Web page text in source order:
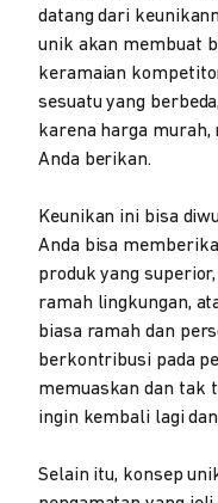
datang dari
unik akan membuat
keramaian
sesuatu yang
karena harga
Anda berikan.
Keunikan ini bisa
Anda bisa
produk yang
ramah lingkungan,
biasa ramah dan
berkontribusi pada
memuaskan dan tak
ingin kembali lagi
Selain itu, konsep